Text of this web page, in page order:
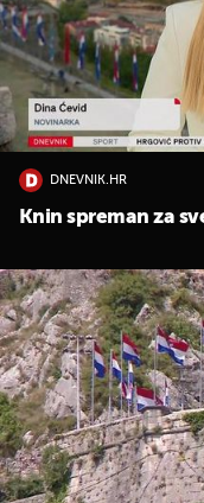
DNEVNIK.HR
Knin spreman za